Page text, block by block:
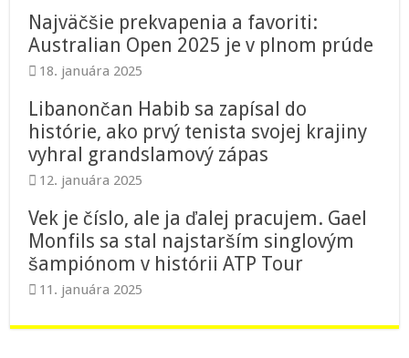
Najväčšie prekvapenia a favoriti:
Australian Open 2025 je v plnom prúde
18. januára 2025
Libanončan Habib sa zapísal do
histórie, ako prvý tenista svojej krajiny
vyhral grandslamový zápas
12. januára 2025
Vek je číslo, ale ja ďalej pracujem. Gael
Monfils sa stal najstarším singlovým
šampiónom v histórii ATP Tour
11. januára 2025